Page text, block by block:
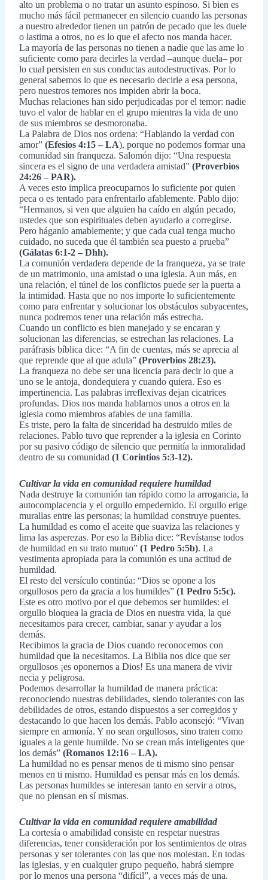
alto un problema o no tratar un asunto espinoso. Si bien es
mucho más fácil permanecer en silencio cuando las personas
a nuestro alrededor tienen un patrón de pecado que les duele
o lastima a otros, no es lo que el afecto nos manda hacer.
La mayoría de las personas no tienen a nadie que las ame lo
suficiente como para decirles la verdad –aunque duela– por
lo cual persisten en sus conductas autodestructivas. Por lo
general sabemos lo que es necesario decirle a esa persona,
pero nuestros temores nos impiden abrir la boca.
Muchas relaciones han sido perjudicadas por el temor: nadie
tuvo el valor de hablar en el grupo mientras la vida de uno
de sus miembros se desmoronaba.
La Palabra de Dios nos ordena: “Hablando la verdad con
amor” (Efesios 4:15 – LA), porque no podemos formar una
comunidad sin franqueza. Salomón dijo: “Una respuesta
sincera es el signo de una verdadera amistad” (Proverbios
24:26 – PAR).
A veces esto implica preocuparnos lo suficiente por quien
peca o es tentado para enfrentarlo afablemente. Pablo dijo:
“Hermanos, si ven que alguien ha caído en algún pecado,
ustedes que son espirituales deben ayudarlo a corregirse.
Pero háganlo amablemente; y que cada cual tenga mucho
cuidado, no suceda que él también sea puesto a prueba”
(Gálatas 6:1-2 – Dhh).
La comunión verdadera depende de la franqueza, ya se trate
de un matrimonio, una amistad o una iglesia. Aun más, en
una relación, el túnel de los conflictos puede ser la puerta a
la intimidad. Hasta que no nos importe lo suficientemente
como para enfrentar y solucionar los obstáculos subyacentes,
nunca podremos tener una relación más estrecha.
Cuando un conflicto es bien manejado y se encaran y
solucionan las diferencias, se estrechan las relaciones. La
paráfrasis bíblica dice: “A fin de cuentas, más se aprecia al
que reprende que al que adula”(Proverbios 28:23).
La franqueza no debe ser una licencia para decir lo que a
uno se le antoja, dondequiera y cuando quiera. Eso es
impertinencia. Las palabras irreflexivas dejan cicatrices
profundas. Dios nos manda hablarnos unos a otros en la
iglesia como miembros afables de una familia.
Es triste, pero la falta de sinceridad ha destruido miles de
relaciones. Pablo tuvo que reprender a la iglesia en Corinto
por su pasivo código de silencio que permitía la inmoralidad
dentro de su comunidad(1 Corintios 5:3-12).
Cultivar la vida en comunidad requiere humildad
Nada destruye la comunión tan rápido como la arrogancia, la
autocomplacencia y el orgullo empedernido. El orgullo erige
murallas entre las personas; la humildad construye puentes.
La humildad es como el aceite que suaviza las relaciones y
lima las asperezas. Por eso la Biblia dice: “Revístanse todos
de humildad en su trato mutuo” (1 Pedro 5:5b). La
vestimenta apropiada para la comunión es una actitud de
humildad.
El resto del versículo continúa: “Dios se opone a los
orgullosos pero da gracia a los humildes”(1 Pedro 5:5c).
Este es otro motivo por el que debemos ser humildes: el
orgullo bloquea la gracia de Dios en nuestra vida, la que
necesitamos para crecer, cambiar, sanar y ayudar a los
demás.
Recibimos la gracia de Dios cuando reconocemos con
humildad que la necesitamos. La Biblia nos dice que ser
orgullosos ¡es oponernos a Dios! Es una manera de vivir
necia y peligrosa.
Podemos desarrollar la humildad de manera práctica:
reconociendo nuestras debilidades, siendo tolerantes con las
debilidades de otros, estando dispuestos a ser corregidos y
destacando lo que hacen los demás. Pablo aconsejó: “Vivan
siempre en armonía. Y no sean orgullosos, sino traten como
iguales a la gente humilde. No se crean más inteligentes que
los demás” (Romanos 12:16 – LA).
La humildad no es pensar menos de ti mismo sino pensar
menos en ti mismo. Humildad es pensar más en los demás.
Las personas humildes se interesan tanto en servir a otros,
que no piensan en sí mismas.
Cultivar la vida en comunidad requiere amabilidad
La cortesía o amabilidad consiste en respetar nuestras
diferencias, tener consideración por los sentimientos de otras
personas y ser tolerantes con las que nos molestan. En todas
las iglesias, y en cualquier grupo pequeño, habrá siempre
por lo menos una persona “difícil”, a veces más de una.